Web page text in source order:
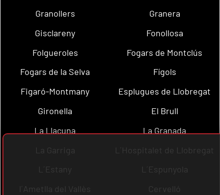
Granollers
Granera
Gisclareny
Fonollosa
Folgueroles
Fogars de Montclús
Fogars de la Selva
Fígols
Figaró-Montmany
Esplugues de Llobregat
Gironella
El Brull
La Llacuna
La Granada
La Garriga
L´Hospitalet de Llobregat
L´Estany
L´Espunyola
l´Ametlla del Vallès
Cervelló